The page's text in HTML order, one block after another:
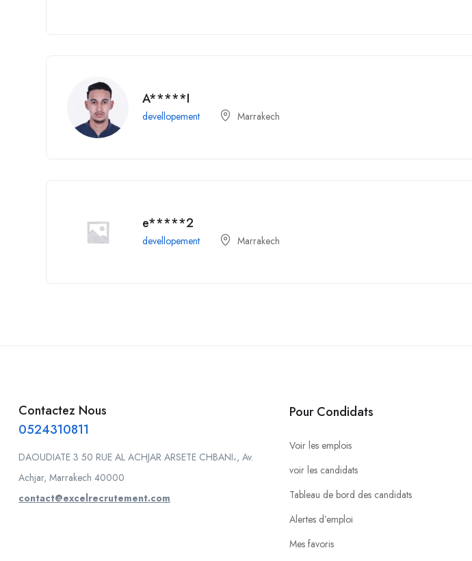
A*****I
devellopement Marrakech
e*****2
devellopement Marrakech
Contactez Nous
0524310811
DAOUDIATE 3 50 RUE AL ACHJAR ARSETE CHBANI،, Av.
Achjar, Marrakech 40000
contact@excelrecrutement.com
Pour Condidats
Voir les emplois
voir les candidats
Tableau de bord des candidats
Alertes d’emploi
Mes favoris